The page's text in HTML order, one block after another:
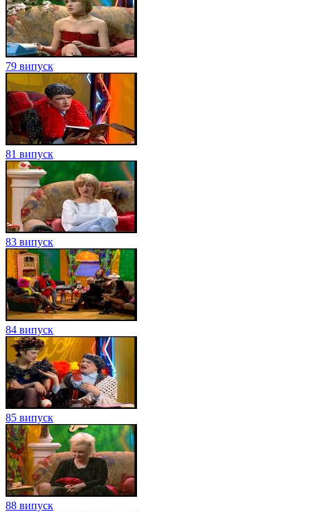
79 випуск
81 випуск
83 випуск
84 випуск
85 випуск
88 випуск